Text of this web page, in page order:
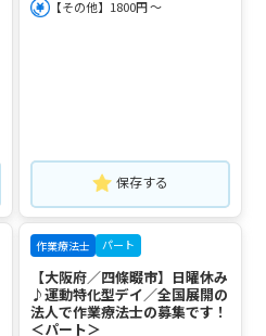
【その他】1800円 ～
保存する
作業療法士 パート
【大阪府／四條畷市】日曜休み
♪運動特化型デイ／全国展開の
法人で作業療法士の募集です！
＜パート＞